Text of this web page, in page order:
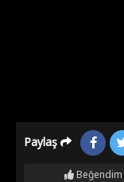
Paylaş
Beğendim